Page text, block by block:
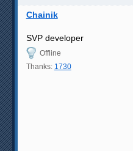
Chainik
SVP developer
Offline
Thanks: 1730